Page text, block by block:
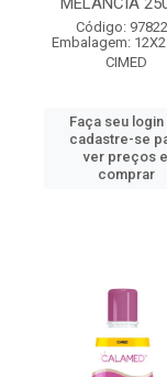
Código:
Embalagem:
CIMED
Faça seu login
cadastre-se
ver preços e
comprar